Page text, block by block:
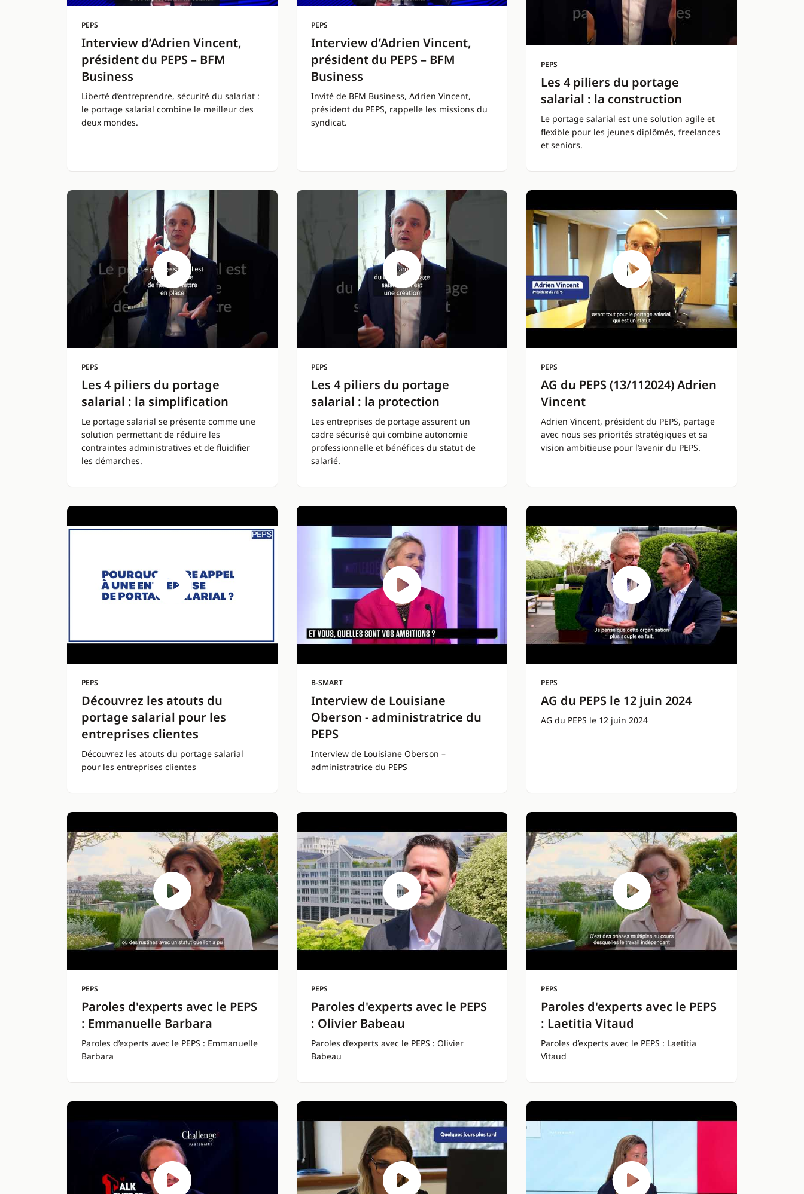
PEPS
Interview d’Adrien Vincent,
président du PEPS – BFM
Business
Liberté d’entreprendre, sécurité du salariat :
le portage salarial combine le meilleur des
deux mondes.
PEPS
Interview d’Adrien Vincent,
président du PEPS – BFM
Business
Invité de BFM Business, Adrien Vincent,
président du PEPS, rappelle les missions du
syndicat.
PEPS
Les 4 piliers du portage
salarial : la construction
Le portage salarial est une solution agile et
flexible pour les jeunes diplômés, freelances
et seniors.
PEPS
Les 4 piliers du portage
salarial : la simplification
Le portage salarial se présente comme une
solution permettant de réduire les
contraintes administratives et de fluidifier
les démarches.
PEPS
Les 4 piliers du portage
salarial : la protection
Les entreprises de portage assurent un
cadre sécurisé qui combine autonomie
professionnelle et bénéfices du statut de
salarié.
PEPS
AG du PEPS (13/112024) Adrien
Vincent
Adrien Vincent, président du PEPS, partage
avec nous ses priorités stratégiques et sa
vision ambitieuse pour l’avenir du PEPS.
PEPS
Découvrez les atouts du
portage salarial pour les
entreprises clientes
Découvrez les atouts du portage salarial
pour les entreprises clientes
B-SMART
Interview de Louisiane
Oberson - administratrice du
PEPS
Interview de Louisiane Oberson –
administratrice du PEPS
PEPS
AG du PEPS le 12 juin 2024
AG du PEPS le 12 juin 2024
PEPS
Paroles d'experts avec le PEPS
: Emmanuelle Barbara
Paroles d’experts avec le PEPS : Emmanuelle
Barbara
PEPS
Paroles d'experts avec le PEPS
: Olivier Babeau
Paroles d’experts avec le PEPS : Olivier
Babeau
PEPS
Paroles d'experts avec le PEPS
: Laetitia Vitaud
Paroles d’experts avec le PEPS : Laetitia
Vitaud